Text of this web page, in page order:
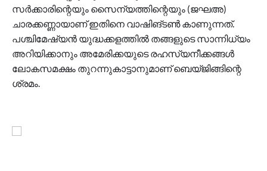
സര്‍ക്കാരിന്റെയും സൈന്യത്തിന്റെയും (ജഘഅ)
ചാരക്കണ്ണായാണ് ഇതിനെ വാഷിങ്ടണ്‍ കാണുന്നത്.
പശ്ചിമേഷ്യന്‍ യുദ്ധക്കളത്തില്‍ തങ്ങളുടെ സാന്നിധ്യം
അറിയിക്കാനും അമേരിക്കയുടെ രഹസ്യനീക്കങ്ങള്‍
ലോകസമക്ഷം തുറന്നുകാട്ടാനുമാണ് ബെയ്ജിങ്ങിന്റെ
ശ്രമം.